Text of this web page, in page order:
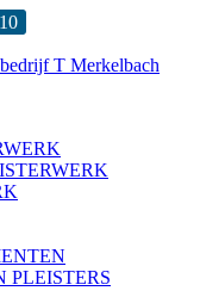
10
PLEISTERS